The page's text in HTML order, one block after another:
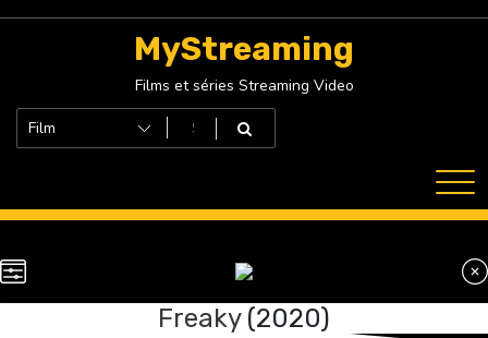
MyStreaming
Films et séries Streaming Video
Freaky (2020)